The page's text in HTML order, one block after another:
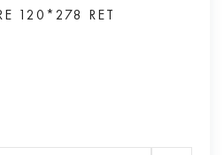
120*278 RET